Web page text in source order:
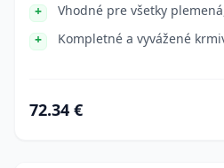
Vhodné pre všetky
Kompletné a vyvážené
72.34 €